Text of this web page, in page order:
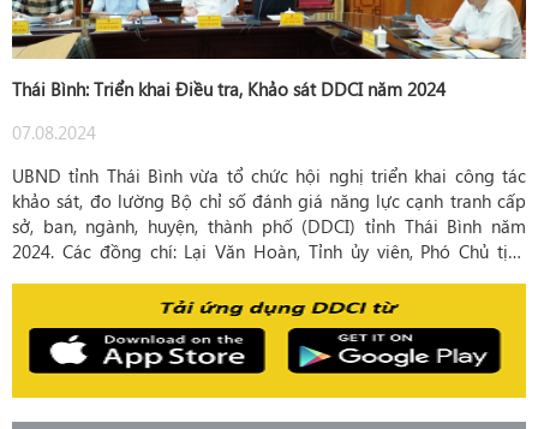
Thái Bình: Triển khai Điều tra, Khảo sát DDCI năm 2024
07.08.2024
UBND tỉnh Thái Bình vừa tổ chức hội nghị triển khai công tác
khảo sát, đo lường Bộ chỉ số đánh giá năng lực cạnh tranh cấp
sở, ban, ngành, huyện, thành phố (DDCI) tỉnh Thái Bình năm
2024. Các đồng chí: Lại Văn Hoàn, Tỉnh ủy viên, Phó Chủ tịch
tỉnh đồng chủ trì hội nghị. Dự hội nghị có lãnh đạo các sở, ban,
ngành, địa phương và Thường trực Hiệp hội Doanh nghiệp tỉnh.